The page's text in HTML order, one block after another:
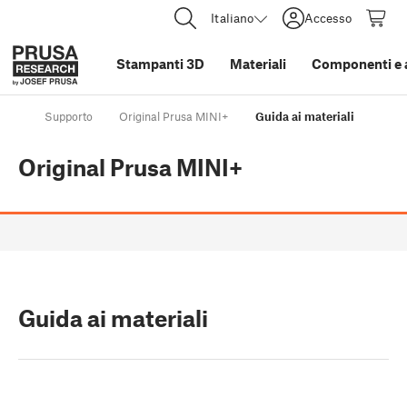
Italiano Accesso
Stampanti 3D Materiali Componenti e
Supporto Original Prusa MINI+ Guida ai materiali
Original Prusa MINI+
Guida ai materiali